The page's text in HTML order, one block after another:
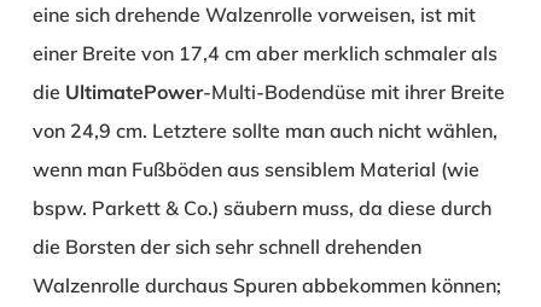
eine sich drehende Walzenrolle vorweisen, ist mit
einer Breite von 17,4 cm aber merklich schmaler als
die UltimatePower-Multi-Bodendüse mit ihrer Breite
von 24,9 cm. Letztere sollte man auch nicht wählen,
wenn man Fußböden aus sensiblem Material (wie
bspw. Parkett & Co.) säubern muss, da diese durch
die Borsten der sich sehr schnell drehenden
Walzenrolle durchaus Spuren abbekommen können;